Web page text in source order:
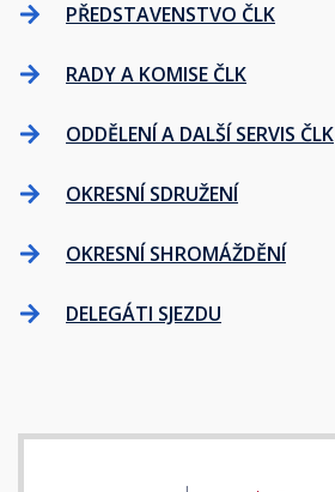
PŘEDSTAVENSTVO ČLK
RADY A KOMISE ČLK
ODDĚLENÍ A DALŠÍ SERVIS ČLK
OKRESNÍ SDRUŽENÍ
OKRESNÍ SHROMÁŽDĚNÍ
DELEGÁTI SJEZDU